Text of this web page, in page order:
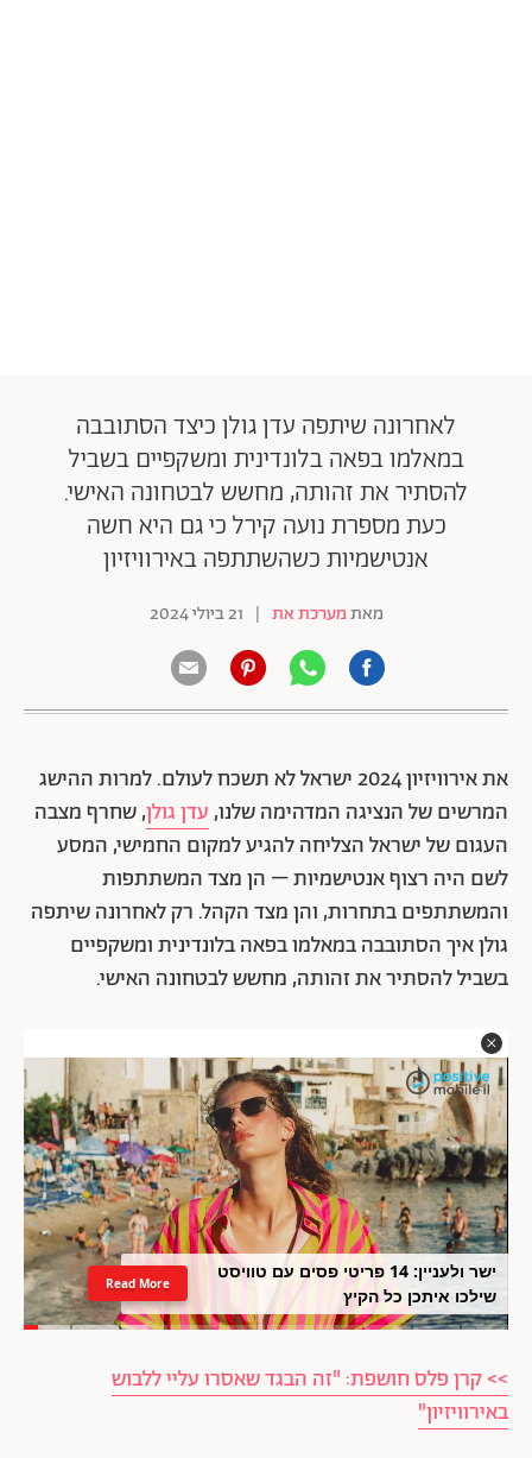
לאחרונה שיתפה עדן גולן כיצד הסתובבה
במאלמו בפאה בלונדינית ומשקפיים בשביל
להסתיר את זהותה, מחשש לבטחונה האישי.
כעת מספרת נועה קירל כי גם היא חשה
אנטישמיות כשהשתתפה באירוויזיון
מאתמערכת את | 21 ביולי 2024
את אירוויזיון 2024 ישראל לא תשכח לעולם. למרות ההישג
המרשים של הנציגה המדהימה שלנו,עדן גולן, שחרף מצבה
העגום של ישראל הצליחה להגיע למקום החמישי, המסע
לשם היה רצוף אנטישמיות – הן מצד המשתתפות
והמשתתפים בתחרות, והן מצד הקהל. רק לאחרונה שיתפה
גולן איך הסתובבה במאלמו בפאה בלונדינית ומשקפיים
בשביל להסתיר את זהותה, מחשש לבטחונה האישי.
ישר ולעניין: 14 פריטי פסים עם טוויסט
שילכו איתכן כל הקיץ
Read More
>> קרן פלס חושפת: "זה הבגד שאסרו עליי ללבוש
באירוויזיון"